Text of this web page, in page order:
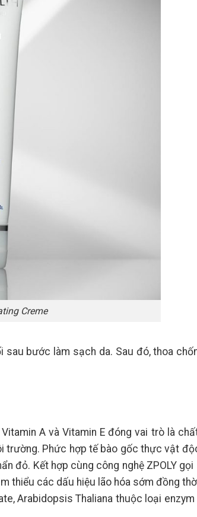
Creme
bước làm sạch da. Sau đó, thoa
A và Vitamin E đóng vai trò là
trường. Phức hợp tế bào gốc thực vật
đỏ. Kết hợp cùng công nghệ ZPOLY
thiểu các dấu hiệu lão hóa sớm đồng
Arabidopsis Thaliana thuộc loại enzym